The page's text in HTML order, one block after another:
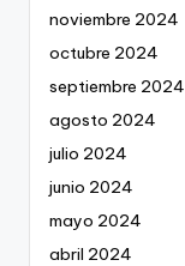
noviembre 2024
octubre 2024
septiembre 2024
agosto 2024
julio 2024
junio 2024
mayo 2024
abril 2024